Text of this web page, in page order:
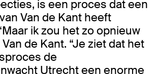
is een proces dat een
Van de Kant heeft
ik zou het zo opnieuw
de Kant. “Je ziet dat het
de
Utrecht een enorme